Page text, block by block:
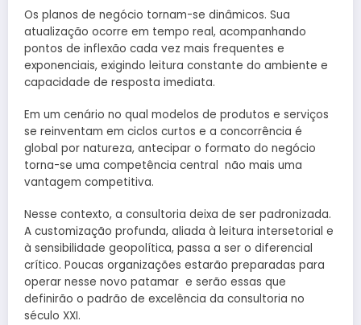
Os planos de negócio tornam-se dinâmicos. Sua
atualização ocorre em tempo real, acompanhando
pontos de inflexão cada vez mais frequentes e
exponenciais, exigindo leitura constante do ambiente e
capacidade de resposta imediata.
Em um cenário no qual modelos de produtos e serviços
se reinventam em ciclos curtos e a concorrência é
global por natureza, antecipar o formato do negócio
torna-se uma competência central não mais uma
vantagem competitiva.
Nesse contexto, a consultoria deixa de ser padronizada.
A customização profunda, aliada à leitura intersetorial e
à sensibilidade geopolítica, passa a ser o diferencial
crítico. Poucas organizações estarão preparadas para
operar nesse novo patamar e serão essas que
definirão o padrão de excelência da consultoria no
século XXI.